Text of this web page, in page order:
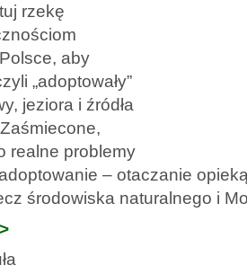
rzekę
aby
„adoptowały”
jeziora i źródła
realne problemy
– otaczanie
środowiska naturalnego i